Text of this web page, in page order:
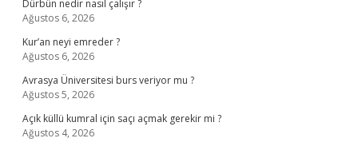
Dürbün nedir nasıl çalışır ?
Ağustos 6, 2026
Kur’an neyi emreder ?
Ağustos 6, 2026
Avrasya Üniversitesi burs veriyor mu ?
Ağustos 5, 2026
Açık küllü kumral için saçı açmak gerekir mi ?
Ağustos 4, 2026